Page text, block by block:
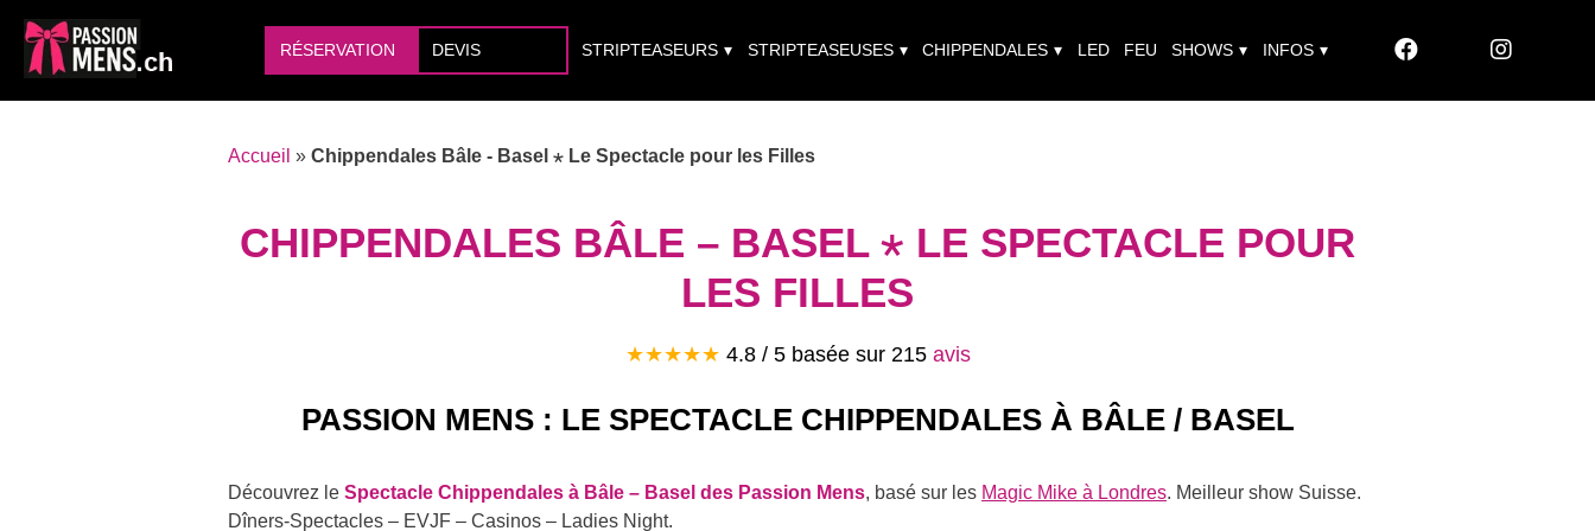
RÉSERVATION DEVIS STRIPTEASEURS STRIPTEASEUSES CHIPPENDALES LED FEU SHOWS INFOS
Accueil » Chippendales Bâle - Basel ⋆ Le Spectacle pour les Filles
CHIPPENDALES BÂLE – BASEL ⋆ LE SPECTACLE POUR
LES FILLES
★★★★★ 4.8 / 5 basée sur 215 avis
PASSION MENS : LE SPECTACLE CHIPPENDALES À BÂLE / BASEL
Découvrez le Spectacle Chippendales à Bâle – Basel des Passion Mens, basé sur les Magic Mike à Londres. Meilleur show Suisse.
Dîners-Spectacles – EVJF – Casinos – Ladies Night.